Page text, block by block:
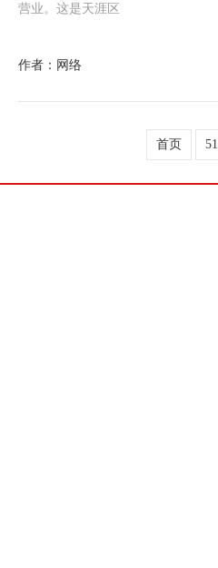
营业。这是天涯区
作者：网络
首页 51